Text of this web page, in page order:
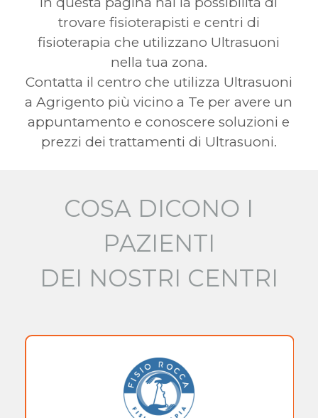
trovare fisioterapisti e centri di
fisioterapia che utilizzano Ultrasuoni
nella tua zona.
Contatta il centro che utilizza Ultrasuoni
a Agrigento più vicino a Te per avere un
appuntamento e conoscere soluzioni e
prezzi dei trattamenti di Ultrasuoni.
COSA DICONO I
PAZIENTI
DEI NOSTRI CENTRI